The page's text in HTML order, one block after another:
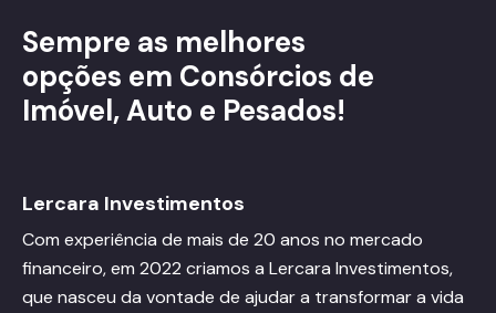
Sempre as melhores
opções em Consórcios de
Imóvel, Auto e Pesados!
Lercara Investimentos
Com experiência de mais de 20 anos no mercado
financeiro, em 2022 criamos a Lercara Investimentos,
que nasceu da vontade de ajudar a transformar a vida